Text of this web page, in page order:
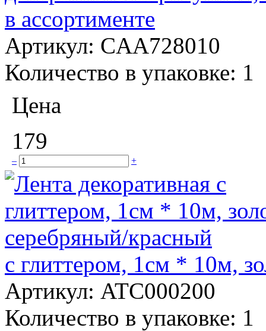
в ассортименте
Артикул: CAA728010
Количество в упаковке: 1
Цена
179
– +
с глиттером, 1см * 10м,
Артикул: ATC000200
Количество в упаковке: 1